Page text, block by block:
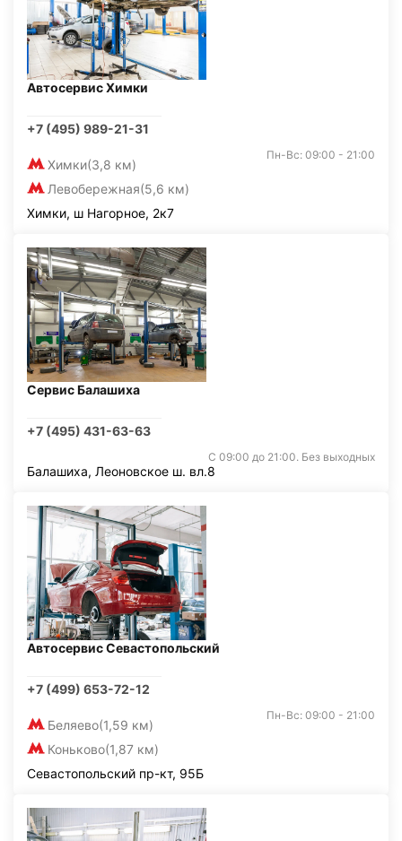
Автосервис Химки
+7 (495) 989-21-31
Химки(3,8 км)
Левобережная(5,6 км)
Пн-Вс: 09:00 - 21:00
Химки, ш Нагорное, 2к7
Сервис Балашиха
+7 (495) 431-63-63
С 09:00 до 21:00. Без выходных
Балашиха, Леоновское ш. вл.8
Автосервис Севастопольский
+7 (499) 653-72-12
Беляево(1,59 км)
Коньково(1,87 км)
Пн-Вс: 09:00 - 21:00
Севастопольский пр-кт, 95Б